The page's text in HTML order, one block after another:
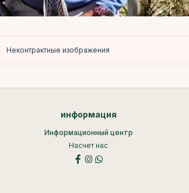
Неконтрактные изображения
информация
Информационный центр
Насчет нас